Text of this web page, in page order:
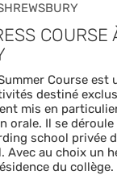
COURSE
Course est
destiné
mis en
orale. Il se déroule
school privée
Avec au choix un
du collège.